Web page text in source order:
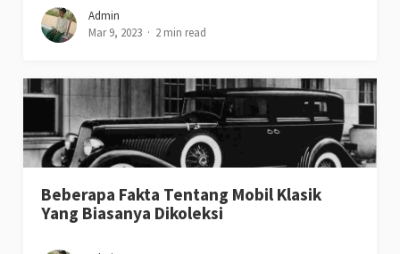
Admin
Mar 9, 2023
2 min read
Beberapa Fakta Tentang Mobil Klasik
Yang Biasanya Dikoleksi